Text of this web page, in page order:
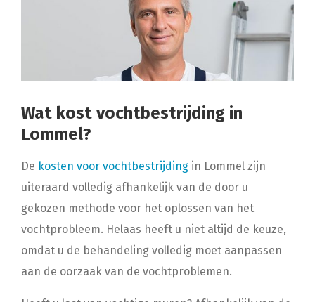
Wat kost vochtbestrijding in
Lommel?
De kosten voor vochtbestrijding in Lommel zijn
uiteraard volledig afhankelijk van de door u
gekozen methode voor het oplossen van het
vochtprobleem. Helaas heeft u niet altijd de keuze,
omdat u de behandeling volledig moet aanpassen
aan de oorzaak van de vochtproblemen.